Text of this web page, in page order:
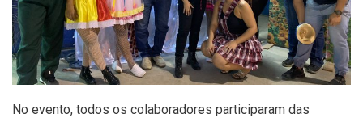
No evento, todos os colaboradores participaram das